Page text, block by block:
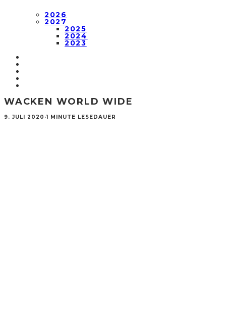
2026
2027
2025
2024
2023
WACKEN WORLD WIDE
9. JULI 2020 ·1 MINUTE LESEDAUER